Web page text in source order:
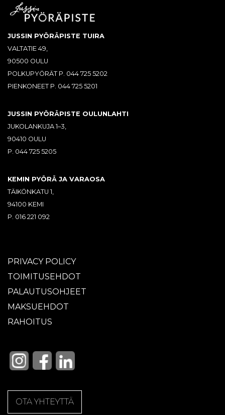
JUSSIN PYÖRÄPISTE TUIRA
VALTATIE 49,
90500 OULU
POLKUPYÖRÄT P. 044 725 5202
PIENKONEET P. 044 725 5201
JUSSIN PYÖRÄPISTE OULUNLAHTI
JUKOLANKUJA 1–3,
90410 OULU
P. 044 725 5205
KEMIN PYÖRÄ JA VARAOSA
TÄIKÖNKATU 1,
94100 KEMI
P. 016 221 092
PRIVACY POLICY
TOIMITUSEHDOT
PALAUTUSOHJEET
MAKSUEHDOT
RAHOITUS
OTA YHTEYTTÄ